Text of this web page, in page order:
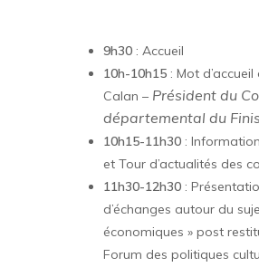
9h30 : Accueil
10h-10h15 : Mot
Calan – Président du
départemental du
10h15-11h30 :
et Tour d’actualités des
11h30-12h30 :
d’échanges autour du
économiques » post
Forum des politiques